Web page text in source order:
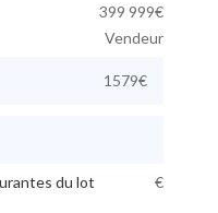
399 999€
Vendeur
1579€
du lot €